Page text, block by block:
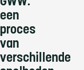
een
proces
van
verschillende